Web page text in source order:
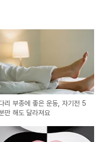
리 부종에 좋은 운동, 자기전 5
만 해도 달라져요